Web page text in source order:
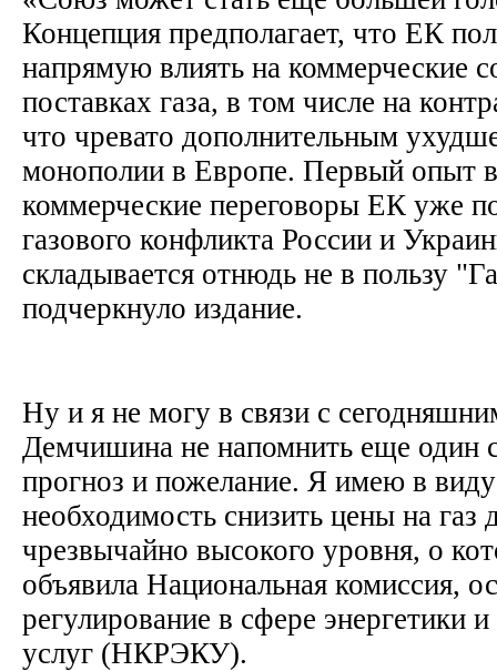
Концепция предполагает, что ЕК
напрямую влиять на коммерческие
поставках газа, в том числе на
что чревато дополнительным
монополии в Европе. Первый опыт
коммерческие переговоры ЕК уже
газового конфликта России и
складывается отнюдь не в пользу
подчеркнуло издание.
Ну и я не могу в связи с
Демчишина не напомнить еще один
прогноз и пожелание. Я имею в
необходимость снизить цены на газ
чрезвычайно высокого уровня, о
объявила Национальная комиссия,
регулирование в сфере энергетики
услуг (НКРЭКУ).